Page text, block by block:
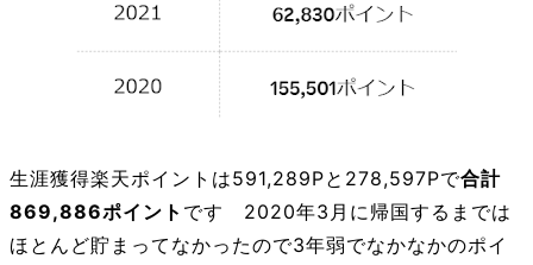
生涯獲得楽天ポイントは591,289Pと278,597Pで合計
869,886ポイント です 2020年3月に帰国するまでは
ほとんど貯まってなかったので3年弱でなかなかのポイ